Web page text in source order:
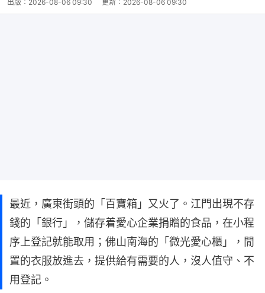
出版： 2026-08-06 09:30 更新： 2026-08-06 09:30
最近，廣東街頭的「百寶箱」又火了。江門出現不存
錢的「銀行」，儲存着愛心企業捐贈的食品，在小程
序上登記就能取用；佛山南海的「微光愛心櫃」，閒
置的衣服放進去，提供給有需要的人，沒人值守、不
用登記。